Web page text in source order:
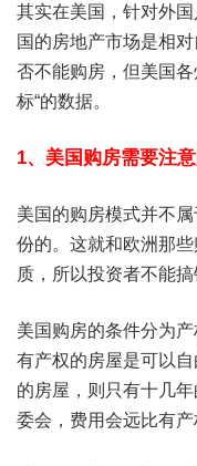
其实在美国，针对外
国的房地产市场是相
否不能购房，但美国
标“的数据。
1、美国购房需要注
美国的购房模式并不
份的。这就和欧洲那
质，所以投资者不能搞
美国购房的条件分为
有产权的房屋是可以
的房屋，则只有十几
委会，费用会远比有产